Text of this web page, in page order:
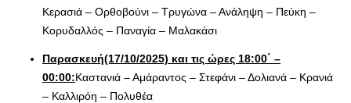
Κερασιά – Ορθοβούνι – Τρυγώνα – Ανάληψη – Πεύκη –
Κορυδαλλός – Παναγία – Μαλακάσι
Παρασκευή(17/10/2025) και τις ώρες 18:00΄ –
00:00:Καστανιά – Αμάραντος – Στεφάνι – Δολιανά – Κρανιά
– Καλλιρόη – Πολυθέα